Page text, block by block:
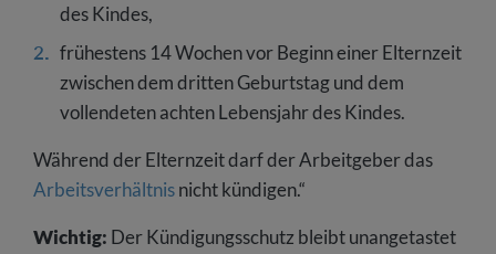
des Kindes,
frühestens 14 Wochen vor Beginn einer Elternzeit
zwischen dem dritten Geburtstag und dem
vollendeten achten Lebensjahr des Kindes.
Während der Elternzeit darf der Arbeitgeber das
Arbeitsverhältnisnicht kündigen.“
Wichtig: Der Kündigungsschutz bleibt unangetastet